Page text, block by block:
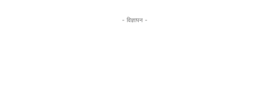
- विज्ञापन -